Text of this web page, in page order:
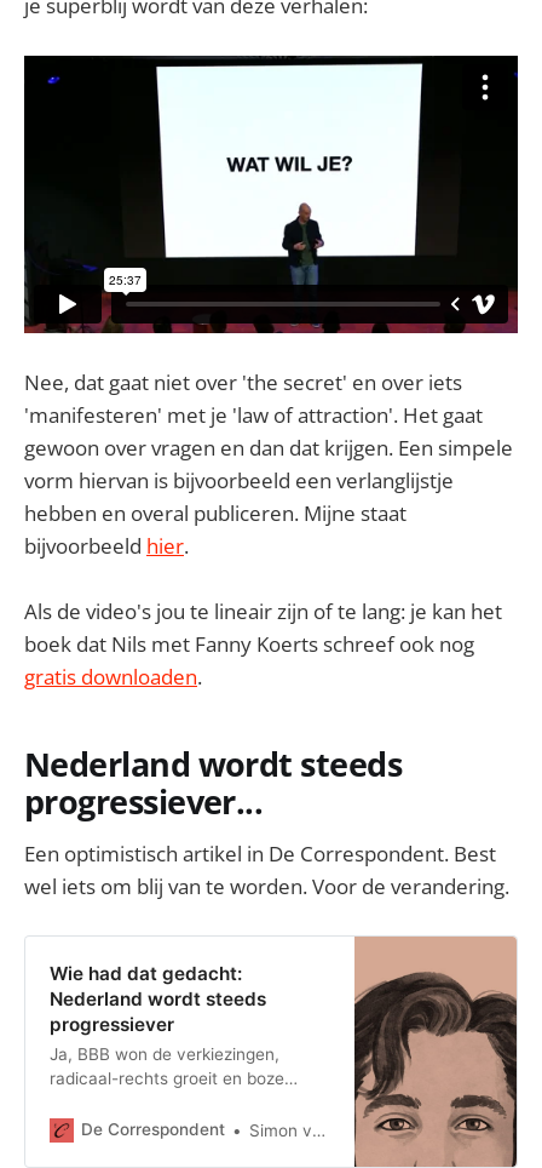
Nee, dat gaat niet over 'the secret' en over iets
'manifesteren' met je 'law of attraction'. Het gaat
gewoon over vragen en dan dat krijgen. Een simpele
vorm hiervan is bijvoorbeeld een verlanglijstje
hebben en overal publiceren. Mijne staat
bijvoorbeeld hier.
Als de video's jou te lineair zijn of te lang: je kan het
boek dat Nils met Fanny Koerts schreef ook nog
gratis downloaden.
Nederland wordt steeds
progressiever...
Een optimistisch artikel in De Correspondent. Best
wel iets om blij van te worden. Voor de verandering.
Wie had dat gedacht:
Nederland wordt steeds
progressiever
Ja, BBB won de verkiezingen,
radicaal-rechts groeit en boze
media. Maar het grote plaatje laat
De Correspondent Simon van Teutem